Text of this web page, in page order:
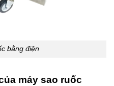
bằng điện
máy sao ruốc